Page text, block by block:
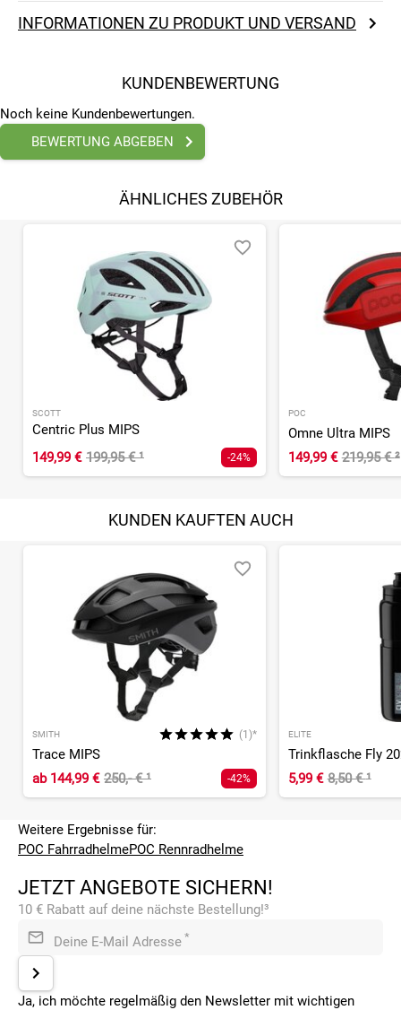
INFORMATIONEN ZU PRODUKT UND VERSAND
KUNDENBEWERTUNG
Noch keine Kundenbewertungen.
BEWERTUNG ABGEBEN
ÄHNLICHES ZUBEHÖR
SCOTT
Centric Plus MIPS
149,99 € 199,95 €¹ -24%
POC
Omne Ultra MIPS
149,99 € 219,95 €²
KUNDEN KAUFTEN AUCH
SMITH (1)*
Trace MIPS
ab144,99 € 250,- €¹ -42%
ELITE
Trinkflasche Fly
5,99 € 8,50 €¹
Weitere Ergebnisse für:
POC FahrradhelmePOC Rennradhelme
JETZT ANGEBOTE SICHERN!
10 € Rabatt auf deine nächste Bestellung!³
Deine E-Mail Adresse *
Ja, ich möchte regelmäßig den Newsletter mit wichtigen